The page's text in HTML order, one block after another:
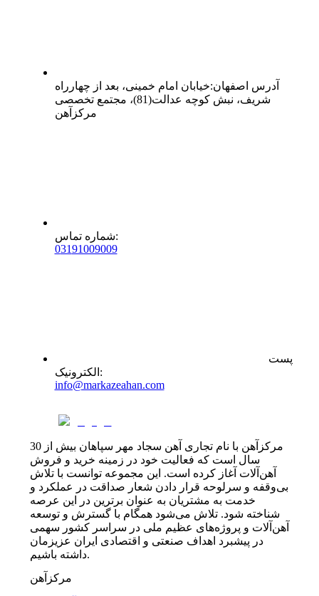
آدرس اصفهان:خیابان امام خمینی، بعد از چهارراه
شریف، نبش کوچه عدالت(81)، مجتمع تخصصی
مرکزآهن
شماره تماس:
03191009009
پست
الکترونیک :
info@markazeahan.com
مرکزآهن با نام تجاری آهن سجاد مهر سپاهان بیش از 30
سال است که فعالیت خود در زمینه خرید و فروش
آهن‌آلات آغاز کرده است. این مجموعه توانست با تلاش
بی‌وقفه و سرلوحه قرار دادن شعار صداقت در عملکرد و
خدمت به مشتریان به عنوان برترین در این عرصه
شناخته شود. تلاش می‌شود همگام با گسترش و توسعه
آهن‌آلات و پروژه‌های عظیم ملی در سراسر کشور سهمی
در پیشبرد اهداف صنعتی و اقتصادی ایران عزیزمان
داشته باشیم.
مرکزآهن